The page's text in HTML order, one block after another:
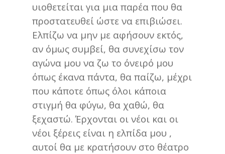
υιοθετείται για μια παρέα που θα
προστατευθεί ώστε να επιβιώσει.
Ελπίζω να μην με αφήσουν εκτός,
αν όμως συμβεί, θα συνεχίσω τον
αγώνα μου να ζω το όνειρό μου
όπως έκανα πάντα, θα παίζω, μέχρι
που κάποτε όπως όλοι κάποια
στιγμή θα φύγω, θα χαθώ, θα
ξεχαστώ. Έρχονται οι νέοι και οι
νέοι ξέρεις είναι η ελπίδα μου ,
αυτοί θα με κρατήσουν στο θέατρο